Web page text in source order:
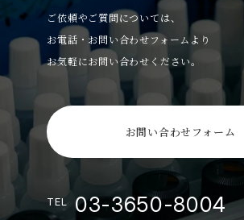
ご依頼やご質問については、
お電話・お問い合わせフォームより
お気軽にお問い合わせください。
お問い合わせフォーム
TEL 03-3650-8004